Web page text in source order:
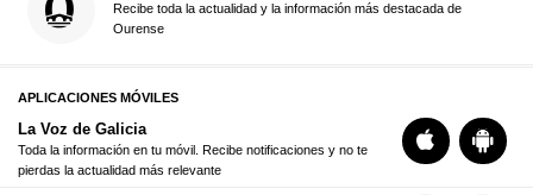
Recibe toda la actualidad y la información más destacada de
Ourense
APLICACIONES MÓVILES
La Voz de Galicia
Toda la información en tu móvil. Recibe notificaciones y no te
pierdas la actualidad más relevante